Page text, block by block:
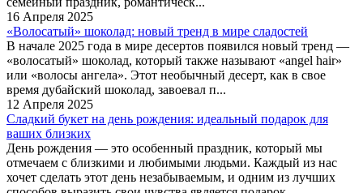
16 Апреля 2025
«Волосатый» шоколад: новый тренд в мире сладостей
В начале 2025 года в мире десертов появился новый тренд —
«волосатый» шоколад, который также называют «angel hair»
или «волосы ангела». Этот необычный десерт, как в свое
время дубайский шоколад, завоевал п...
12 Апреля 2025
Сладкий букет на день рождения: идеальный подарок для
ваших близких
День рождения — это особенный праздник, который мы
отмечаем с близкими и любимыми людьми. Каждый из нас
хочет сделать этот день незабываемым, и одним из лучших